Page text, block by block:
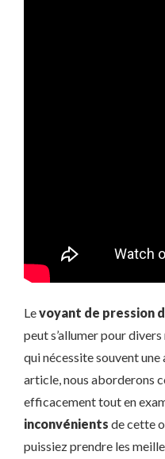
Levoyant de pression
peut s’allumer pour
qui nécessite souvent
article, nous aborderons
efficacement tout en
inconvénients de cette
puissiez prendre les